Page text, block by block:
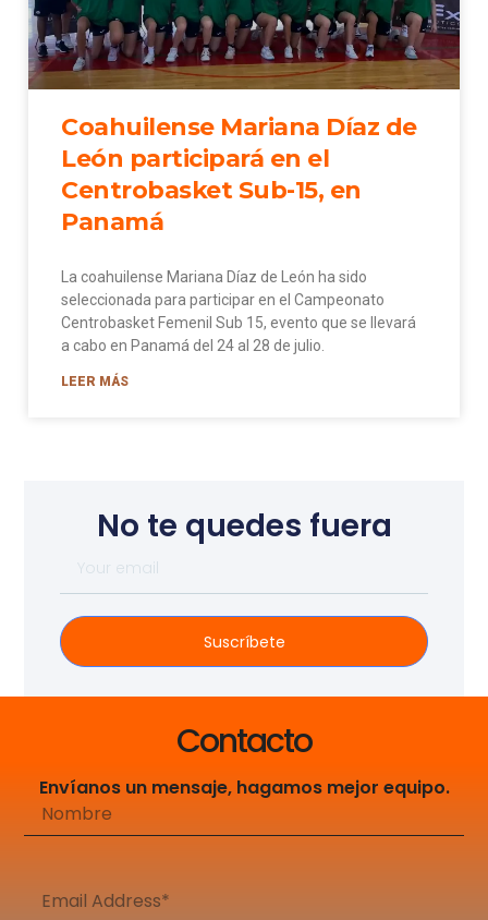
Coahuilense Mariana Díaz de
León participará en el
Centrobasket Sub-15, en
Panamá
La coahuilense Mariana Díaz de León ha sido
seleccionada para participar en el Campeonato
Centrobasket Femenil Sub 15, evento que se llevará
a cabo en Panamá del 24 al 28 de julio.
LEER MÁS
No te quedes fuera
Suscríbete
Contacto
Envíanos un mensaje, hagamos mejor equipo.